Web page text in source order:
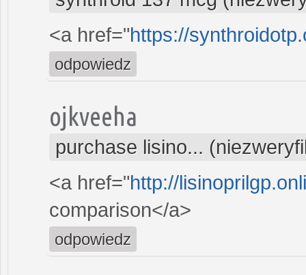
<a href="https://
odpowiedz
ojkveeha
purchase lisino...
<a href="http://
comparison</a>
odpowiedz